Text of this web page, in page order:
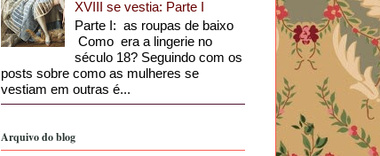
XVIII se vestia: Parte I
Parte I: as roupas de baixo
Como era a lingerie no
século 18? Seguindo com os
posts sobre como as mulheres se
vestiam em outras é...
Arquivo do blog